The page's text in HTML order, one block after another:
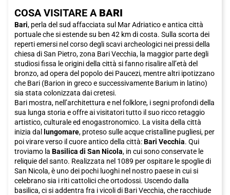
COSA VISITARE A BARI
Bari, perla del sud affacciata sul Mar Adriatico e antica città
portuale che si estende su ben 42 km di costa. Sulla scorta dei
reperti emersi nel corso degli scavi archeologici nei pressi della
chiesa di San Pietro, zona Bari Vecchia, la maggior parte degli
studiosi fissa le origini della città si fanno risalire all’età del
bronzo, ad opera del popolo dei Paucezi, mentre altri ipotizzano
che Bari (Barion in greco e successivamente Barium in latino)
sia stata colonizzata dai cretesi.
Bari mostra, nell’architettura e nel folklore, i segni profondi della
sua lunga storia e offre ai visitatori tutto il suo ricco retaggio
artistico, culturale ed enogastronomico. La visita della città
inizia dal
lungomare, proteso sulle acque cristalline pugliesi, per
poi virare verso il cuore antico della città:Bari Vecchia. Qui
troviamo la Basilica di San Nicola, in cui sono conservate le
reliquie del santo. Realizzata nel 1089 per ospitare le spoglie di
San Nicola, è uno dei pochi luoghi nel nostro paese in cui si
celebrano sia i riti cattolici che ortodossi. Uscendo dalla
basilica, ci si addentra fra i vicoli di Bari Vecchia, che racchiude